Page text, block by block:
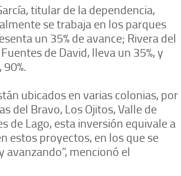
titular de la dependencia,
se trabaja en los parques
un 35% de avance; Rivera del
de David, lleva un 35%, y
ubicados en varias colonias, por
del Bravo, Los Ojitos, Valle de
de Lago, esta inversión equivale a
estos proyectos, en los que se
avanzando”, mencionó el